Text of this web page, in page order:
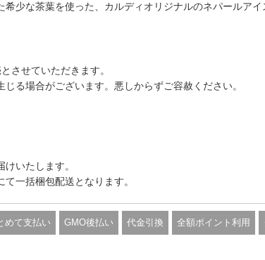
少な茶葉を使った、カルディオリジナルのネパールア
させていただきます。
る場合がございます。悪しからずご容赦ください。
いたします。
一括梱包配送となります。
めて支払い GMO後払い 代金引換 全額ポイント利用